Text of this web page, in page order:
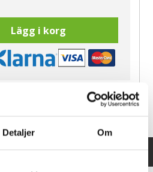
Detaljer Om
Lägg i korg